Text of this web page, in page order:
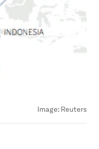
Image: Reuters